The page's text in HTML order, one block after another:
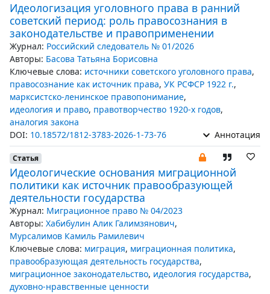
Идеологизация уголовного права в ранний
советский период: роль правосознания в
законодательстве и правоприменении
Журнал: Российский следователь № 01/2026
Авторы: Басова Татьяна Борисовна
Ключевые слова: источники советского уголовного права,
правосознание как источник права, УК РСФСР 1922 г.,
марксистско-ленинское правопонимание,
идеология и право, правотворчество 1920-х годов,
аналогия закона
DOI: 10.18572/1812-3783-2026-1-73-76 Аннотация
Статья
Идеологические основания миграционной
политики как источник правообразующей
деятельности государства
Журнал: Миграционное право № 04/2023
Авторы: Хабибулин Алик Галимзянович,
Мурсалимов Камиль Рамилевич
Ключевые слова: миграция, миграционная политика,
правообразующая деятельность государства,
миграционное законодательство, идеология государства,
духовно-нравственные ценности